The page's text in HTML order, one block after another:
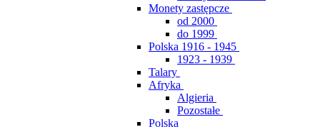
Monety zastępcze
od 2000
do 1999
Polska 1916 - 1945
1923 - 1939
Talary
Afryka
Algieria
Pozostałe
Polska